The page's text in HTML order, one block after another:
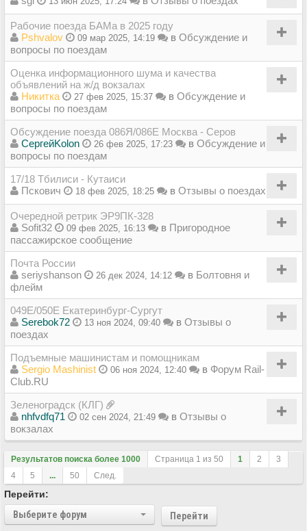
Рабочие поезда БАМа в 2025 году
Pshvalov
09 мар 2025, 14:19 в Обсуждение и
вопросы по поездам
Оценка информационного шума и качества
объявлений на ж/д вокзалах
Никитка
27 фев 2025, 15:37 в Обсуждение и
вопросы по поездам
Обсуждение поезда 086Я/086Е Москва - Серов
СергейKolon
26 фев 2025, 17:23 в Обсуждение и
вопросы по поездам
17/18 Тбилиси - Кутаиси
Пскович
18 фев 2025, 18:25 в Отзывы о поездах
Очередной ретрик ЭР9ПК-328
Sofit32
09 фев 2025, 16:13 в Пригородное
пассажирское сообщение
Почта России
seriyshanson
26 дек 2024, 14:12 в Болтовня и
флейм
049Е/050Е Екатеринбург-Сургут
Serebok72
13 ноя 2024, 09:40 в Отзывы о
поездах
Подъемные машинистам и помощникам
Sergio Mashinist
06 ноя 2024, 12:40 в Форум Rail-
Club.RU
Зеленоградск (КЛГ)
nhfvdfq71
02 сен 2024, 21:49 в Отзывы о
вокзалах
Результатов поиска более 1000 Страница 1 из 50 1 2
3
4
5 ... 50 След.
Перейти:
Выберите форум
Перейти